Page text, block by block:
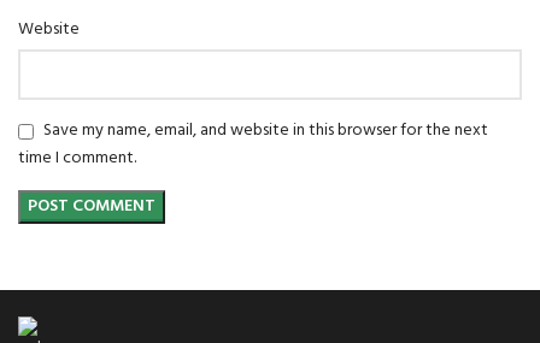
Website
Save my name, email, and website in this browser for the next
time I comment.